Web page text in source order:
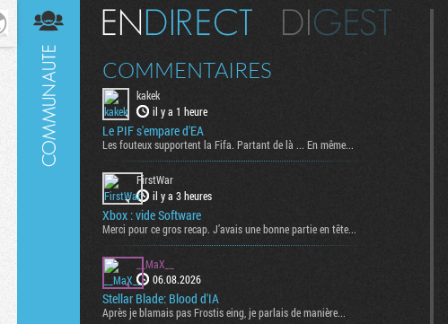
Digest
COMMENTAIRES
kakek
il y a 1 heure
Le PIF s'empare d'EA
Les fouteux supportent la Fifa. Partant de là ... En même...
FirstWar
il y a 3 heures
Xbox : vide Software
Merci pour ce gros recap. J’avais une bonne partie en tête...
__MaX__
06.08.2026
Stellar Blade: Blood d'IA
Après je blamais pas Frostis eing, je parlais de manière...